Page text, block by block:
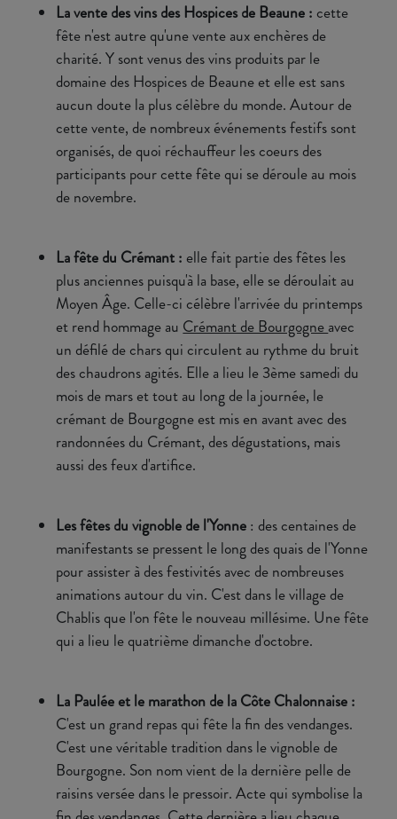
La vente des vins des Hospices de Beaune :cette
fête n'est autre qu'une vente aux enchères de
charité. Y sont venus des vins produits par le
domaine des Hospices de Beaune et elle est sans
aucun doute la plus célèbre du monde. Autour de
cette vente, de nombreux événements festifs sont
organisés, de quoi réchauffeur les coeurs des
participants pour cette fête qui se déroule au mois
de novembre.
La fête du Crémant :elle fait partie des fêtes les
plus anciennes puisqu'à la base, elle se déroulait au
Moyen Âge. Celle-ci célèbre l'arrivée du printemps
et rend hommage au Crémant de Bourgogne avec
un défilé de chars qui circulent au rythme du bruit
des chaudrons agités. Elle a lieu le 3ème samedi du
mois de mars et tout au long de la journée, le
crémant de Bourgogne est mis en avant avec des
randonnées du Crémant, des dégustations, mais
aussi des feux d'artifice.
Les fêtes du vignoble de l'Yonne : des centaines de
manifestants se pressent le long des quais de l'Yonne
pour assister à des festivités avec de nombreuses
animations autour du vin. C'est dans le village de
Chablis que l'on fête le nouveau millésime. Une fête
qui a lieu le quatrième dimanche d'octobre.
La Paulée et le marathon de la Côte Chalonnaise :
C'est un grand repas qui fête la fin des vendanges.
C'est une véritable tradition dans le vignoble de
Bourgogne. Son nom vient de la dernière pelle de
raisins versée dans le pressoir. Acte qui symbolise la